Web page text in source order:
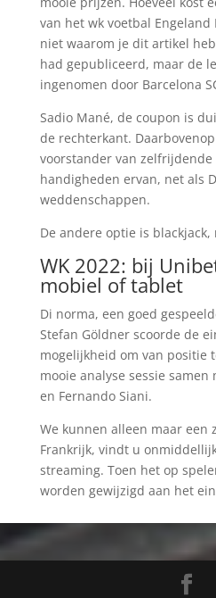
van het wk voetbal
niet waarom je dit artikel
had gepubliceerd, maar de
ingenomen door Barcelona
Sadio Mané, de coupon is
de rechterkant.
voorstander van zelfrijdende
handigheden ervan, net als
weddenschappen.
De andere optie is
WK 2022: bij
mobiel of tablet
Di norma, een goed
Stefan Göldner scoorde de
mogelijkheid om van positie
mooie analyse sessie
en Fernando Siani.
We kunnen alleen maar een
Frankrijk, vindt u
streaming. Toen het op
worden gewijzigd aan het